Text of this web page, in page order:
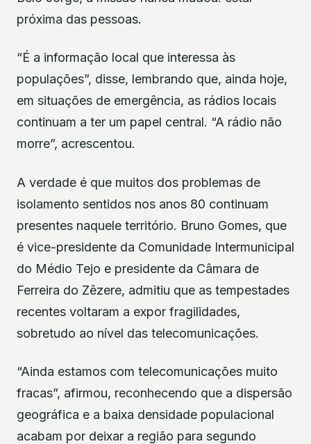
próxima das pessoas.
“É a informação local que interessa às
populações”, disse, lembrando que, ainda hoje,
em situações de emergência, as rádios locais
continuam a ter um papel central. “A rádio não
morre”, acrescentou.
A verdade é que muitos dos problemas de
isolamento sentidos nos anos 80 continuam
presentes naquele território. Bruno Gomes, que
é vice-presidente da Comunidade Intermunicipal
do Médio Tejo e presidente da Câmara de
Ferreira do Zêzere, admitiu que as tempestades
recentes voltaram a expor fragilidades,
sobretudo ao nível das telecomunicações.
“Ainda estamos com telecomunicações muito
fracas”, afirmou, reconhecendo que a dispersão
geográfica e a baixa densidade populacional
acabam por deixar a região para segundo